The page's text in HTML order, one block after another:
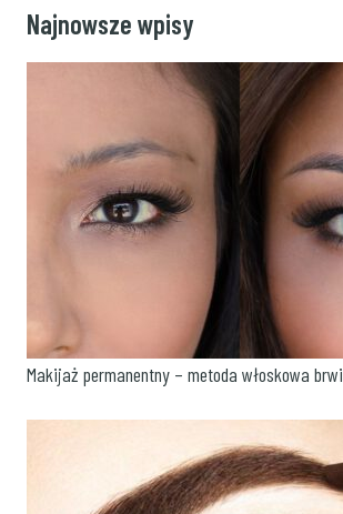
Najnowsze wpisy
Makijaż permanentny – metoda włoskowa brwi